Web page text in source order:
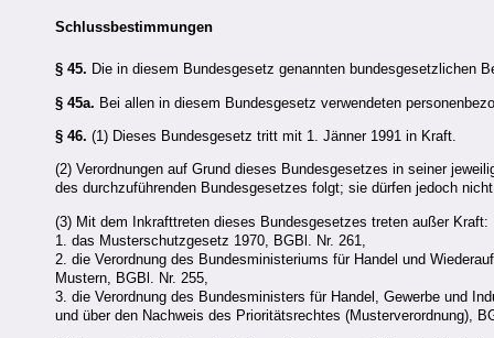
Schlussbestimmungen
§ 45. Die in diesem Bundesgesetz genannten bundesgesetzlichen
§ 45a. Bei allen in diesem Bundesgesetz verwendeten
§ 46. (1) Dieses Bundesgesetz tritt mit 1. Jänner 1991 in Kraft.
(2) Verordnungen auf Grund dieses Bundesgesetzes in seiner
des durchzuführenden Bundesgesetzes folgt; sie dürfen jedoch
(3) Mit dem Inkrafttreten dieses Bundesgesetzes treten außer Kraft:
1. das Musterschutzgesetz 1970, BGBl. Nr. 261,
2. die Verordnung des Bundesministeriums für Handel und
Mustern, BGBl. Nr. 255,
3. die Verordnung des Bundesministers für Handel, Gewerbe und
und über den Nachweis des Prioritätsrechtes (Musterverordnung),